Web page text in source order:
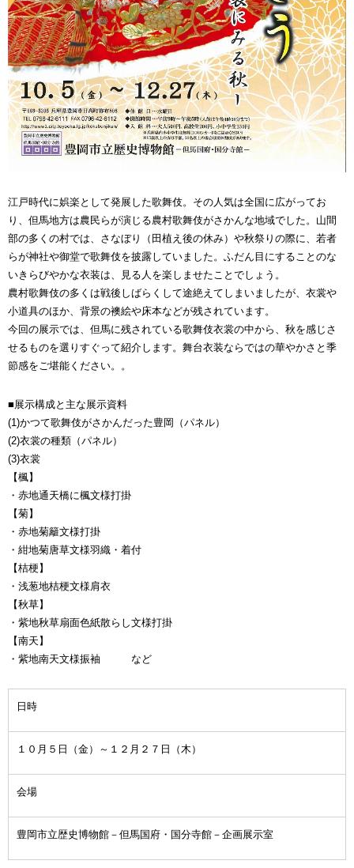
江戸時代に娯楽として発展した歌舞伎。その人気は全国に広がってお
り、但馬地方は農民らが演じる農村歌舞伎がさかんな地域でした。山間
部の多くの村では、さなぼり（田植え後の休み）や秋祭りの際に、若者
らが神社や御堂で歌舞伎を披露していました。ふだん目にすることのな
いきらびやかな衣装は、見る人を楽しませたことでしょう。
農村歌舞伎の多くは戦後しばらくして途絶えてしまいましたが、衣裳や
小道具のほか、背景の襖絵や床本などが残されています。
今回の展示では、但馬に残されている歌舞伎衣裳の中から、秋を感じさ
せるものを選りすぐって紹介します。舞台衣装ならではの華やかさと季
節感をご堪能ください。。
■展示構成と主な展示資料
(1)かつて歌舞伎がさかんだった豊岡（パネル）
(2)衣裳の種類（パネル）
(3)衣裳
【楓】
・赤地通天橋に楓文様打掛
【菊】
・赤地菊籬文様打掛
・紺地菊唐草文様羽織・着付
【桔梗】
・浅葱地桔梗文様肩衣
【秋草】
・紫地秋草扇面色紙散らし文様打掛
【南天】
・紫地南天文様振袖 など
日時
１０月５日（金）～１２月２７日（木）
会場
豊岡市立歴史博物館－但馬国府・国分寺館－企画展示室